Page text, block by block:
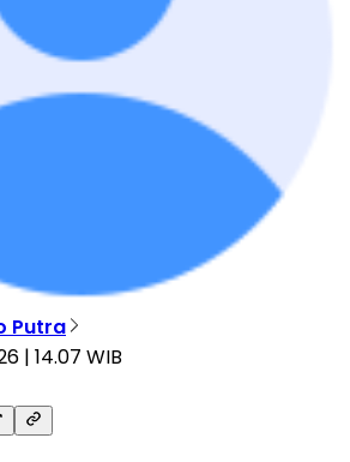
Putra
| 14.07 WIB